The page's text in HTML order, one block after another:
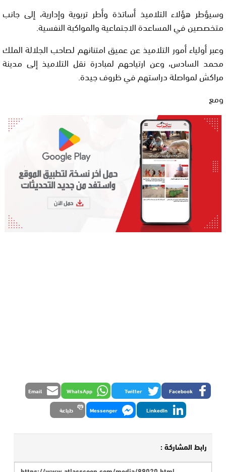
وسيؤطر هؤلاء التلاميذ أساتذة وأطر تربوية وإدارية، إلى جانب
متخصصين في المساعدة الاجتماعية والمواكبة النفسية.
وعبر أولياء أمور التلاميذ عن عميق امتنانهم لصاحب الجلالة الملك
محمد السادس، وعن ارتياحهم لمبادرة نقل التلاميذ إلى مدينة
مراكش لمواصلة دراستهم في ظروف جيدة.
ومع
Facebook
Twitter
WhatsApp
Email
LinkedIn
Messenger طباعة
رابط المشاركة :